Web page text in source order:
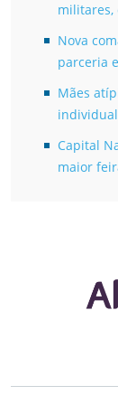
militares,
Nova
parceria
Mães
Capital
maior